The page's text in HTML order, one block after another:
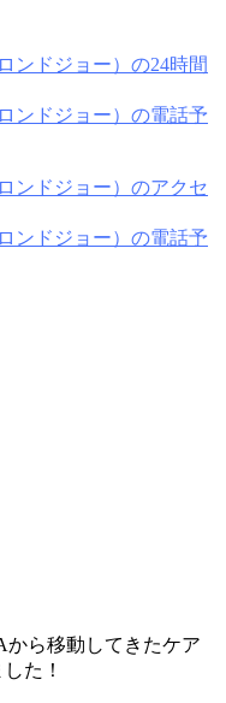
から移動してきたケア
た！